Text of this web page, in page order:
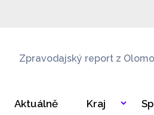
Zpravodajský report z
Aktuálně Kraj